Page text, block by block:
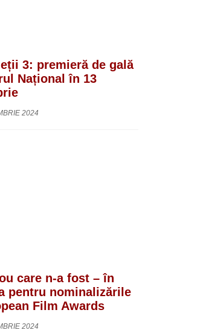
3: premieră de gală
Național în 13
2024
care n-a fost – în
pentru nominalizările
Film Awards
2024